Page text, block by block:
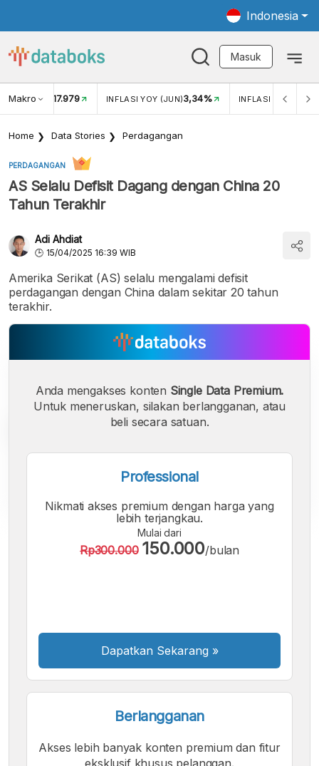
Indonesia
Masuk
Makro
USD/IDR 17.979 INFLASI YOY (JUN)3,34% INFLASI MOM
Home Data Stories Perdagangan
PERDAGANGAN
AS Selalu Defisit Dagang dengan China 20
Tahun Terakhir
Adi Ahdiat
15/04/2025 16:39 WIB
Amerika Serikat (AS) selalu mengalami defisit
perdagangan dengan China dalam sekitar 20 tahun
terakhir.
Font
A
Font
A
Font
Anda mengakses konten Single Data Premium.
Untuk meneruskan, silakan berlangganan, atau
beli secara satuan.
Professional
Nikmati akses premium dengan harga yang
lebih terjangkau.
Mulai dari
Rp300.000 150.000/bulan
Dapatkan Sekarang »
Berlangganan
Akses lebih banyak konten premium dan fitur